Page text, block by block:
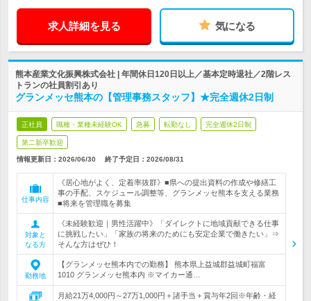
求人詳細を見る 気になる
熊本産業文化振興株式会社 | 年間休日120日以上／基本定時退社／2階レス
トランの社員割引あり
グランメッセ熊本の【管理事務スタッフ】★完全週休2日制
正社員 職種・業種未経験OK 急募 転勤なし 完全週休2日制
第二新卒歓迎
情報更新日：2026/06/30 終了予定日： 2026/08/31
仕事内容
《居心地がよく、定着率抜群》■県への提出資料の作成や修繕工
事の手配、スケジュール調整等、グランメッセ熊本を支える業務
■将来を管理職を募集
対象と
なる方
《未経験歓迎｜男性活躍中》「ダイレクトに地域貢献できる仕事
に挑戦したい」「家族の将来のためにも安定企業で働きたい」⇒
そんな方はぜひ！
勤務地
【グランメッセ熊本内での勤務】 熊本県上益城郡益城町福富
1010 グランメッセ熊本内 ※マイカー通…
月給21万4,000円～27万1,000円＋諸手当＋賞与年2回※年齢・経